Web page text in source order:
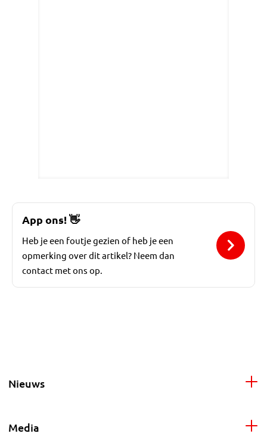
App ons!👋
Heb je een foutje gezien of heb je een
opmerking over dit artikel? Neem dan
contact met ons op.
Nieuws
Media